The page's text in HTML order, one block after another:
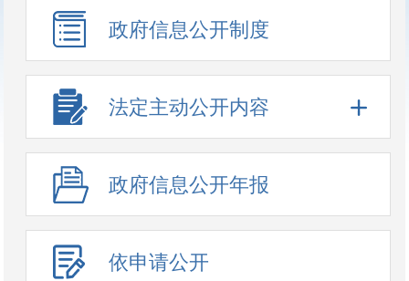
政府信息公开制度
法定主动公开内容
政府信息公开年报
依申请公开